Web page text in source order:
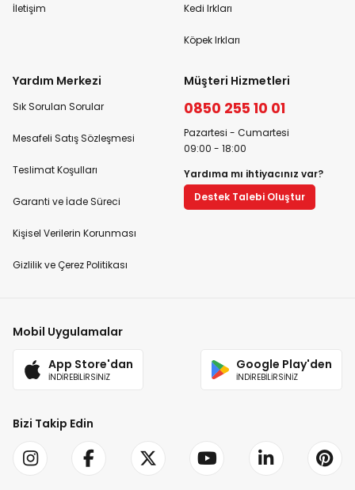
İletişim Kedi Irkları
Köpek Irkları
Yardım Merkezi
Sık Sorulan Sorular
Mesafeli Satış Sözleşmesi
Teslimat Koşulları
Garanti ve İade Süreci
Kişisel Verilerin Korunması
Gizlilik ve Çerez Politikası
Müşteri Hizmetleri
0850 255 10 01
Pazartesi - Cumartesi
09:00 - 18:00
Yardıma mı ihtiyacınız var?
Destek Talebi Oluştur
Mobil Uygulamalar
App Store'dan
İNDİREBİLİRSİNİZ
Google Play'den
İNDİREBİLİRSİNİZ
Bizi Takip Edin